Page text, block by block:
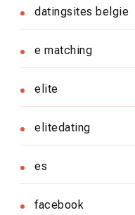
datingsites belgie
e matching
elite
elitedating
es
facebook